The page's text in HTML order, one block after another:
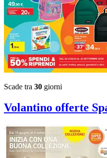
Scade tra 30 giorni
Volantino offerte